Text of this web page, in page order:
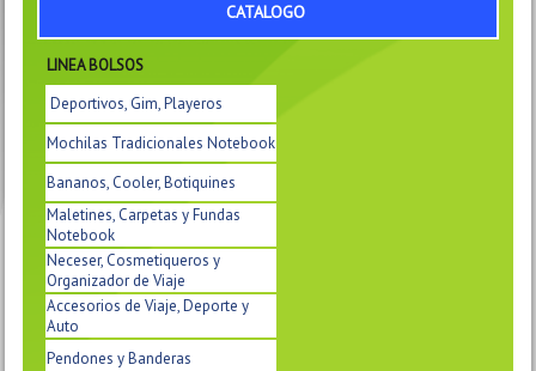
CATALOGO
LINEA BOLSOS
Deportivos, Gim, Playeros
Mochilas Tradicionales Notebook
Bananos, Cooler, Botiquines
Maletines, Carpetas y Fundas
Notebook
Neceser, Cosmetiqueros y
Organizador de Viaje
Accesorios de Viaje, Deporte y
Auto
Pendones y Banderas